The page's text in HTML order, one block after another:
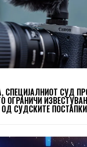
СПЕЦИЈАЛНИОТ СУД
ОГРАНИЧИ
СУДСКИТЕ ПОСТАПКИ